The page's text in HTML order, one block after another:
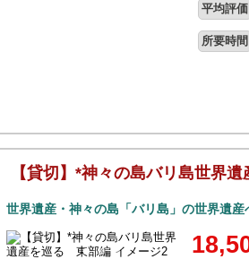
平均評価
所要時間
【貸切】*神々の島バリ島世界
世界遺産・神々の島「バリ島」の世界遺産